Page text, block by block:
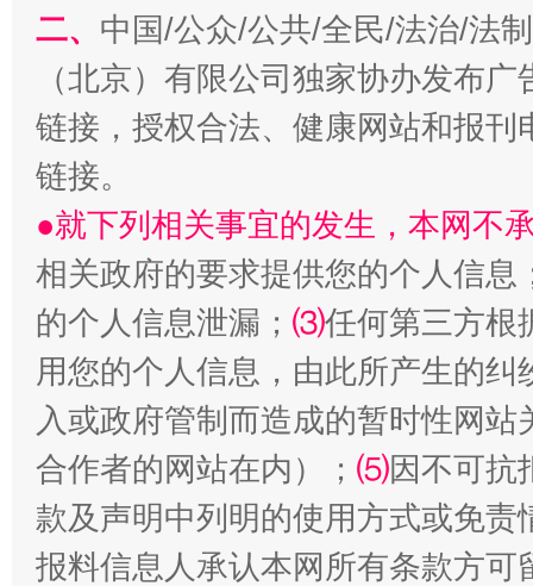
“刷贴”乱象丛生
生
揭批美国五大"原罪" "炒
二、 中国/公众/公共/全民/法治/法
（北京）有限公司独家协办发布
链接，授权合法、健康网站和报
链接。
●就下列相关事宜的发生，本网不
相关政府的要求提供您的个人信息
的个人信息泄漏； ⑶任何第三方根
用您的个人信息，由此所产生的纠
入或政府管制而造成的暂时性网
合作者的网站在内）； ⑸因不可抗
款及声明中列明的使用方式或免责
报料信息人承认本网所有条款方